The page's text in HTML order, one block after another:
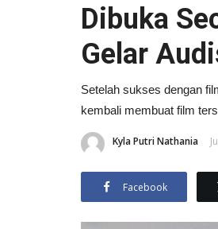
Dibuka
Gelar
Setelah sukses dengan
kembali membuat film
Kyla Putri Nathania
Facebook